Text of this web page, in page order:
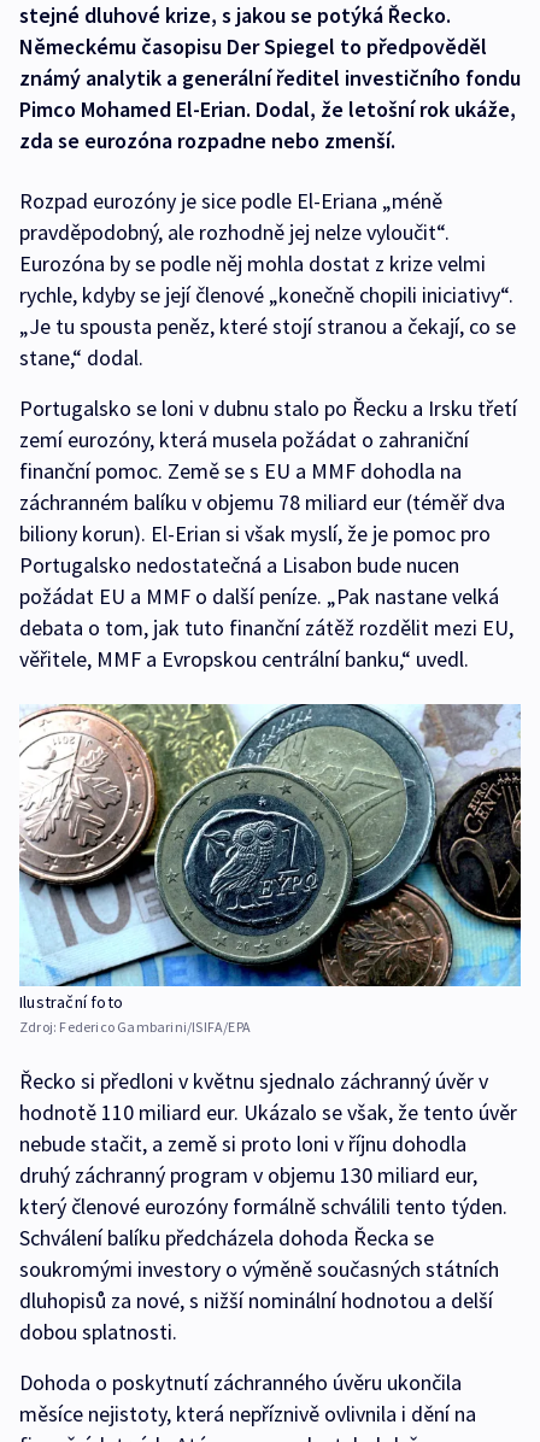
stejné dluhové krize, s jakou se potýká Řecko.
Německému časopisu Der Spiegel to předpověděl
známý analytik a generální ředitel investičního fondu
Pimco Mohamed El-Erian. Dodal, že letošní rok ukáže,
zda se eurozóna rozpadne nebo zmenší.
Rozpad eurozóny je sice podle El-Eriana „méně
pravděpodobný, ale rozhodně jej nelze vyloučit“.
Eurozóna by se podle něj mohla dostat z krize velmi
rychle, kdyby se její členové „konečně chopili iniciativy“.
„Je tu spousta peněz, které stojí stranou a čekají, co se
stane,“ dodal.
Portugalsko se loni v dubnu stalo po Řecku a Irsku třetí
zemí eurozóny, která musela požádat o zahraniční
finanční pomoc. Země se s EU a MMF dohodla na
záchranném balíku v objemu 78 miliard eur (téměř dva
biliony korun). El-Erian si však myslí, že je pomoc pro
Portugalsko nedostatečná a Lisabon bude nucen
požádat EU a MMF o další peníze. „Pak nastane velká
debata o tom, jak tuto finanční zátěž rozdělit mezi EU,
věřitele, MMF a Evropskou centrální banku,“ uvedl.
Ilustrační foto
Zdroj: Federico Gambarini/ISIFA/EPA
Řecko si předloni v květnu sjednalo záchranný úvěr v
hodnotě 110 miliard eur. Ukázalo se však, že tento úvěr
nebude stačit, a země si proto loni v říjnu dohodla
druhý záchranný program v objemu 130 miliard eur,
který členové eurozóny formálně schválili tento týden.
Schválení balíku předcházela dohoda Řecka se
soukromými investory o výměně současných státních
dluhopisů za nové, s nižší nominální hodnotou a delší
dobou splatnosti.
Dohoda o poskytnutí záchranného úvěru ukončila
měsíce nejistoty, která nepříznivě ovlivnila i dění na